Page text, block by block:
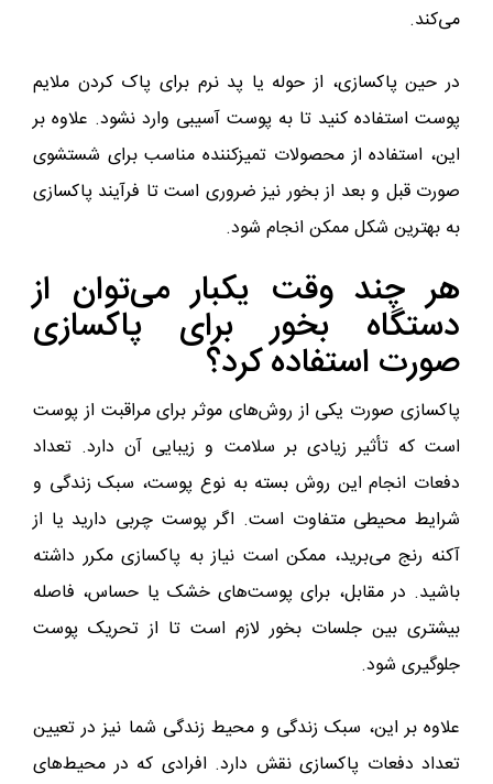
می‌کند.
در حین پاکسازی، از حوله یا پد نرم برای پاک کردن ملایم
پوست استفاده کنید تا به پوست آسیبی وارد نشود. علاوه بر
این، استفاده از محصولات تمیزکننده مناسب برای شستشوی
صورت قبل و بعد از بخور نیز ضروری است تا فرآیند پاکسازی
به بهترین شکل ممکن انجام شود.
هر چند وقت یکبار می‌توان از
دستگاه بخور برای پاکسازی
صورت استفاده کرد؟
پاکسازی صورت یکی از روش‌های موثر برای مراقبت از پوست
است که تأثیر زیادی بر سلامت و زیبایی آن دارد. تعداد
دفعات انجام این روش بسته به نوع پوست، سبک زندگی و
شرایط محیطی متفاوت است. اگر پوست چربی دارید یا از
آکنه رنج می‌برید، ممکن است نیاز به پاکسازی مکرر داشته
باشید. در مقابل، برای پوست‌های خشک یا حساس، فاصله
بیشتری بین جلسات بخور لازم است تا از تحریک پوست
جلوگیری شود.
علاوه بر این، سبک زندگی و محیط زندگی شما نیز در تعیین
تعداد دفعات پاکسازی نقش دارد. افرادی که در محیط‌های